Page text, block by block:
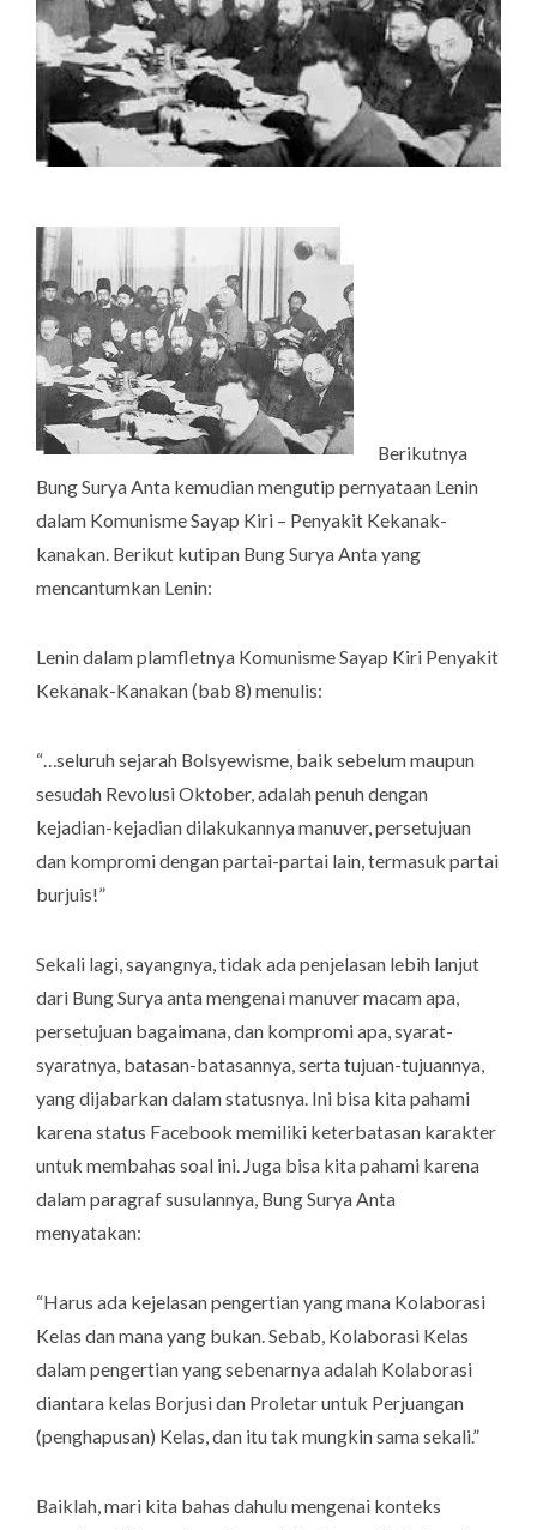
Berikutnya
Bung Surya Anta kemudian mengutip pernyataan Lenin
dalam Komunisme Sayap Kiri – Penyakit Kekanak-
kanakan. Berikut kutipan Bung Surya Anta yang
mencantumkan Lenin:
Lenin dalam plamfletnya Komunisme Sayap Kiri Penyakit
Kekanak-Kanakan (bab 8) menulis:
“…seluruh sejarah Bolsyewisme, baik sebelum maupun
sesudah Revolusi Oktober, adalah penuh dengan
kejadian-kejadian dilakukannya manuver, persetujuan
dan kompromi dengan partai-partai lain, termasuk partai
burjuis!”
Sekali lagi, sayangnya, tidak ada penjelasan lebih lanjut
dari Bung Surya anta mengenai manuver macam apa,
persetujuan bagaimana, dan kompromi apa, syarat-
syaratnya, batasan-batasannya, serta tujuan-tujuannya,
yang dijabarkan dalam statusnya. Ini bisa kita pahami
karena status Facebook memiliki keterbatasan karakter
untuk membahas soal ini. Juga bisa kita pahami karena
dalam paragraf susulannya, Bung Surya Anta
menyatakan:
“Harus ada kejelasan pengertian yang mana Kolaborasi
Kelas dan mana yang bukan. Sebab, Kolaborasi Kelas
dalam pengertian yang sebenarnya adalah Kolaborasi
diantara kelas Borjusi dan Proletar untuk Perjuangan
(penghapusan) Kelas, dan itu tak mungkin sama sekali.”
Baiklah, mari kita bahas dahulu mengenai konteks